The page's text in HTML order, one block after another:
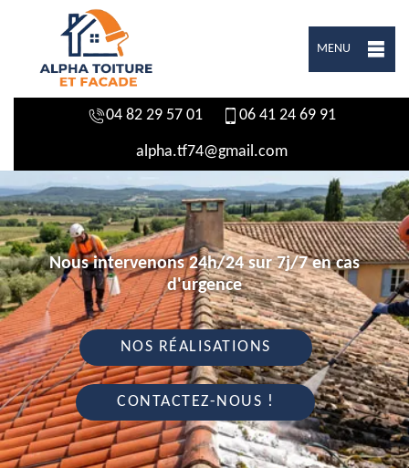
MENU
04 82 29 57 01 06 41 24 69 91
alpha.tf74@gmail.com
Nous intervenons 24h/24 sur 7j/7 en cas
d'urgence
NOS RÉALISATIONS
CONTACTEZ-NOUS !